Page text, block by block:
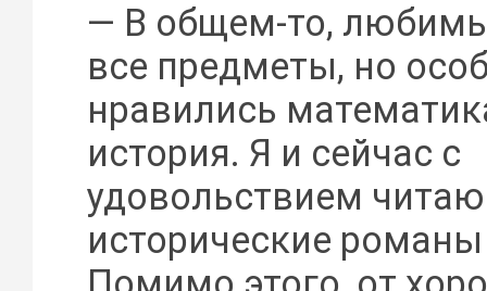
— В общем-то,
все предметы, но
нравились
история. Я и сейчас с
удовольствием читаю
исторические